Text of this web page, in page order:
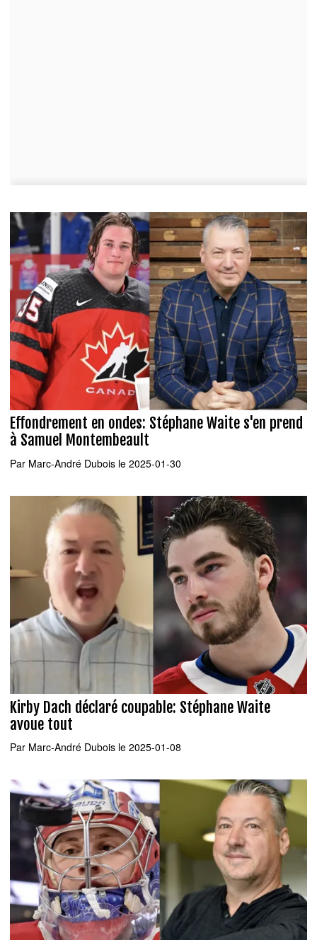
Effondrement en ondes: Stéphane Waite s'en prend
à Samuel Montembeault
Par Marc-André Dubois le 2025-01-30
Kirby Dach déclaré coupable: Stéphane Waite
avoue tout
Par Marc-André Dubois le 2025-01-08